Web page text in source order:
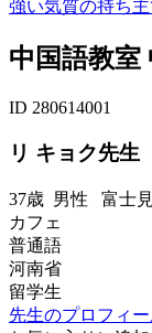
強い気質の持ち
中国語教室
ID 280614001
リ キョク先生
37歳 男性 富士
カフェ
普通語
河南省
留学生
先生のプロフィ